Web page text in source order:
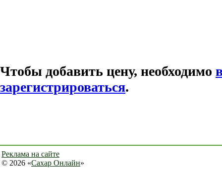
Чтобы добавить цену, необходимо
зарегистрироваться.
Реклама на сайте
© 2026 «Сахар Онлайн»